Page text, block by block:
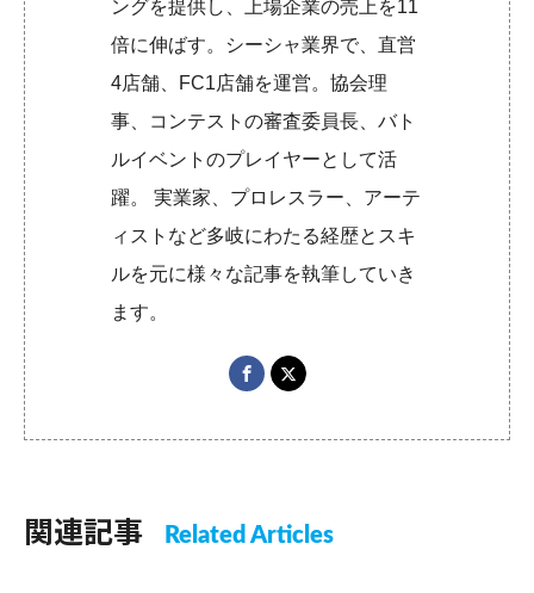
ングを提供し、上場企業の売上を11
倍に伸ばす。シーシャ業界で、直営
4店舗、FC1店舗を運営。協会理
事、コンテストの審査委員長、バト
ルイベントのプレイヤーとして活
躍。 実業家、プロレスラー、アーテ
ィストなど多岐にわたる経歴とスキ
ルを元に様々な記事を執筆していき
ます。
関連記事 Related Articles